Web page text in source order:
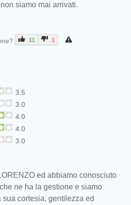
siamo mai arrivati.
11 1
3.5
3.0
4.0
4.0
3.0
ed abbiamo conosciuto
ne ha la gestione e siamo
cortesia, gentilezza ed